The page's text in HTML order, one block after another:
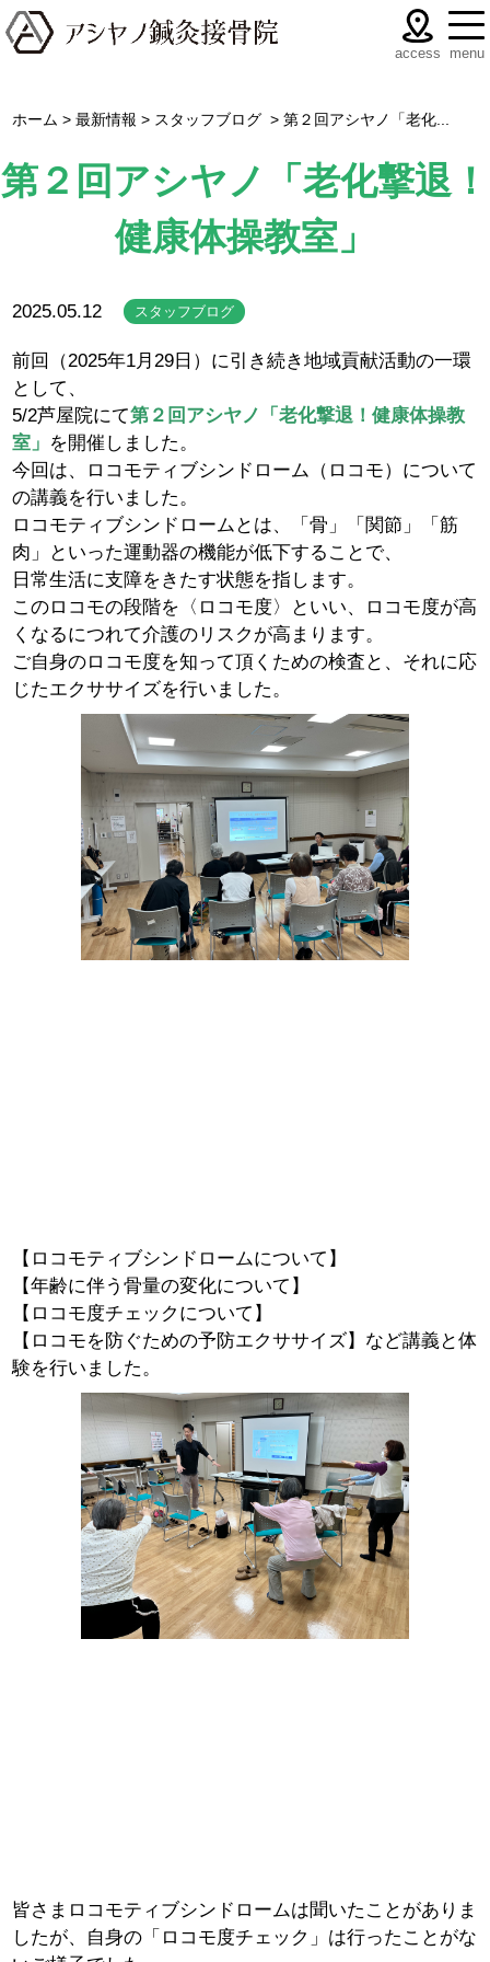
access menu
ホーム >最新情報 > スタッフブログ >第２回アシヤノ「老化...
第２回アシヤノ「老化撃退！
健康体操教室」
2025.05.12 スタッフブログ
前回（2025年1月29日）に引き続き地域貢献活動の一環
として、
5/2芦屋院にて第２回アシヤノ「老化撃退！健康体操教
室」 を開催しました。
今回は、ロコモティブシンドローム（ロコモ）について
の講義を行いました。
ロコモティブシンドロームとは、「骨」「関節」「筋
肉」といった運動器の機能が低下することで、
日常生活に支障をきたす状態を指します。
このロコモの段階を〈ロコモ度〉といい、ロコモ度が高
くなるにつれて介護のリスクが高まります。
ご自身のロコモ度を知って頂くための検査と、それに応
じたエクササイズを行いました。
【ロコモティブシンドロームについて】
【年齢に伴う骨量の変化について】
【ロコモ度チェックについて】
【ロコモを防ぐための予防エクササイズ】など講義と体
験を行いました。
皆さまロコモティブシンドロームは聞いたことがありま
したが、自身の「ロコモ度チェック」は行ったことがな